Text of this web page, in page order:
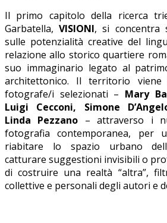
Il primo capitolo della ricerca
Garbatella,VISIONI, si concentra
sulle potenzialità creative del
relazione allo storico quartiere
suo immaginario legato al
architettonico. Il territorio viene
fotografe/i selezionati – Mary
Luigi Cecconi, Simone
Linda Pezzano – attraverso i
fotografia contemporanea, per
riabitare lo spazio urbano
catturare suggestioni invisibili o
di costruire una realtà “altra”,
collettive e personali degli autori e